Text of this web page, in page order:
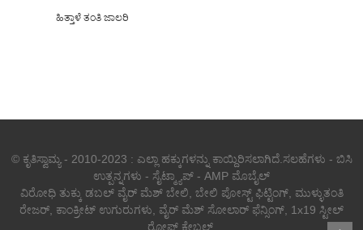
ಹಿತ್ತಾಳೆ ತಂತಿ ಜಾಲರಿ
© ಕೃತಿಸ್ವಾಮ್ಯ - 2010-2023 : ಎಲ್ಲಾ ಹಕ್ಕುಗಳನ್ನು ಕಾಯ್ದಿರಿಸಲಾಗಿದೆ.ಸಲಹೆಗಳು - ಬಿಸಿ
ಉತ್ಪನ್ನಗಳು - ಸೈಟ್ಮ್ಯಾಪ್ - AMP ಮೊಬೈಲ್
ವಿರೋಧಿ ತುಕ್ಕು ಡಬಲ್ ವೈರ್ ಮೆಶ್ ಬೇಲಿ, ಬೇಲಿ ಪೋಸ್ಟ್ ಫಿಟ್ಟಿಂಗ್, ಮುಳ್ಳುತಂತಿ
ರೇಜರ್, ಕಾಂಕ್ರೀಟ್ ಉಗುರುಗಳು, ವೈರ್ ಮೆಶ್ ಸೋಲಾರ್ ಫೆನ್ಸಿಂಗ್, 1x19 ಸ್ಟೀಲ್
ರೋಪ್ ಕೇಬಲ್,